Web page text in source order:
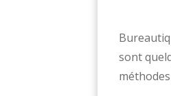
sont